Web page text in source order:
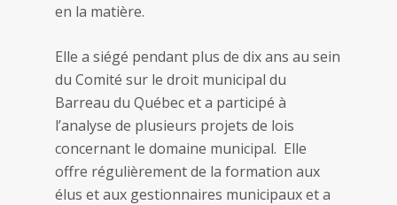
en la matière.
Elle a siégé pendant plus de dix ans au sein
du Comité sur le droit municipal du
Barreau du Québec et a participé à
l’analyse de plusieurs projets de lois
concernant le domaine municipal. Elle
offre régulièrement de la formation aux
élus et aux gestionnaires municipaux et a